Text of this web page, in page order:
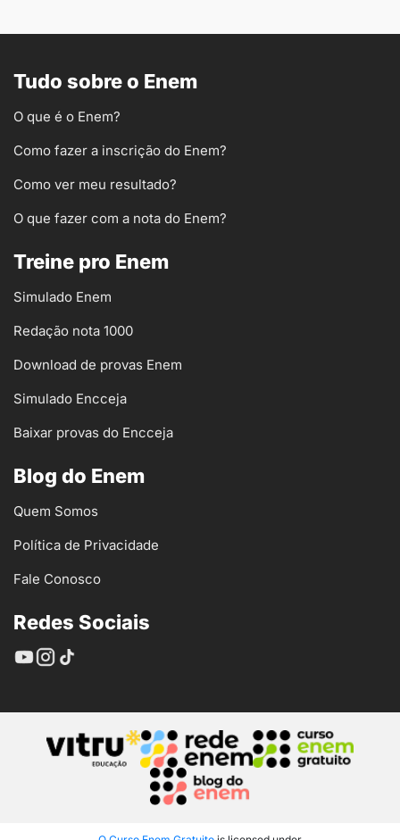
Tudo sobre o Enem
O que é o Enem?
Como fazer a inscrição do Enem?
Como ver meu resultado?
O que fazer com a nota do Enem?
Treine pro Enem
Simulado Enem
Redação nota 1000
Download de provas Enem
Simulado Encceja
Baixar provas do Encceja
Blog do Enem
Quem Somos
Política de Privacidade
Fale Conosco
Redes Sociais